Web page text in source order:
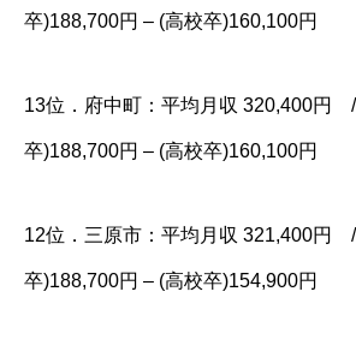
卒)188,700円 – (高校卒)160,100円
13位．府中町：平均月収 320,400
卒)188,700円 – (高校卒)160,100円
12位．三原市：平均月収 321,400
卒)188,700円 – (高校卒)154,900円